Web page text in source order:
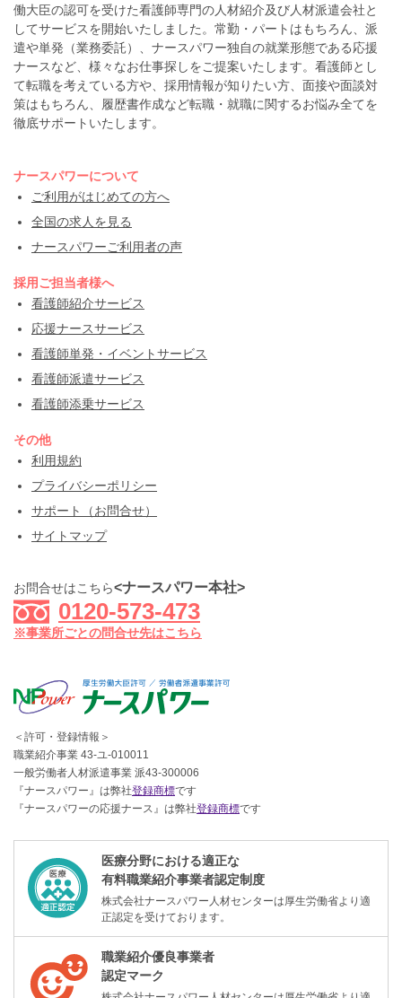
働大臣の認可を受けた看護師専門の人材紹介及び人材派遣会社と
してサービスを開始いたしました。常勤・パートはもちろん、派
遣や単発（業務委託）、ナースパワー独自の就業形態である応援
ナースなど、様々なお仕事探しをご提案いたします。看護師とし
て転職を考えている方や、採用情報が知りたい方、面接や面談対
策はもちろん、履歴書作成など転職・就職に関するお悩み全てを
徹底サポートいたします。
ナースパワーについて
ご利用がはじめての方へ
全国の求人を見る
ナースパワーご利用者の声
採用ご担当者様へ
看護師紹介サービス
応援ナースサービス
看護師単発・イベントサービス
看護師派遣サービス
看護師添乗サービス
その他
利用規約
プライバシーポリシー
サポート（お問合せ）
サイトマップ
お問合せはこちら<ナースパワー本社>
0120-573-473
※事業所ごとの問合せ先はこちら
＜許可・登録情報＞
職業紹介事業 43-ユ-010011
一般労働者人材派遣事業 派43-300006
『ナースパワー』は弊社登録商標です
『ナースパワーの応援ナース』は弊社登録商標です
医療分野における適正な
有料職業紹介事業者認定制度
株式会社ナースパワー人材センターは厚生労働省より適
正認定を受けております。
職業紹介優良事業者
認定マーク